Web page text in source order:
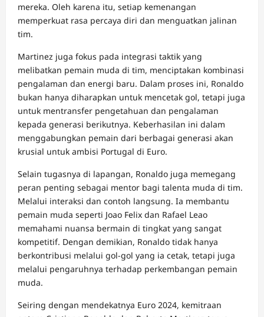
mereka. Oleh karena itu, setiap kemenangan
memperkuat rasa percaya diri dan menguatkan jalinan
tim.
Martinez juga fokus pada integrasi taktik yang
melibatkan pemain muda di tim, menciptakan kombinasi
pengalaman dan energi baru. Dalam proses ini, Ronaldo
bukan hanya diharapkan untuk mencetak gol, tetapi juga
untuk mentransfer pengetahuan dan pengalaman
kepada generasi berikutnya. Keberhasilan ini dalam
menggabungkan pemain dari berbagai generasi akan
krusial untuk ambisi Portugal di Euro.
Selain tugasnya di lapangan, Ronaldo juga memegang
peran penting sebagai mentor bagi talenta muda di tim.
Melalui interaksi dan contoh langsung. Ia membantu
pemain muda seperti Joao Felix dan Rafael Leao
memahami nuansa bermain di tingkat yang sangat
kompetitif. Dengan demikian, Ronaldo tidak hanya
berkontribusi melalui gol-gol yang ia cetak, tetapi juga
melalui pengaruhnya terhadap perkembangan pemain
muda.
Seiring dengan mendekatnya Euro 2024, kemitraan